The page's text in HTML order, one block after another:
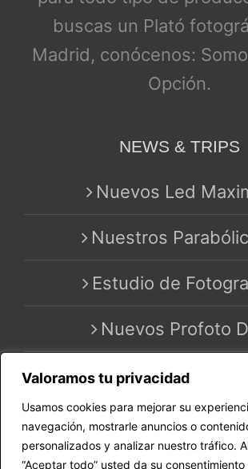
Valoramos tu privacidad
Usamos cookies para mejorar su
navegación, mostrarle anuncios o
personalizados y analizar nuestro tráfico.
“Aceptar todo” usted da su
buscas un Plató
Madrid, conócenos:
Opción.
NEWS & TRIPS
Nuevos Led
Nuestros
Estudio de
Nuevos Profoto
Copyright 2020 - 2025 | All Rights